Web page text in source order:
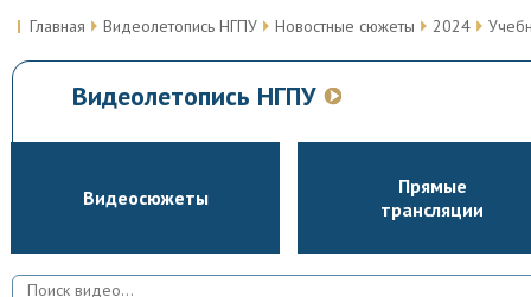
Главная Видеолетопись НГПУ Новостные сюжеты 2024
Видеолетопись НГПУ
Видеосюжеты
Прямые
трансляции